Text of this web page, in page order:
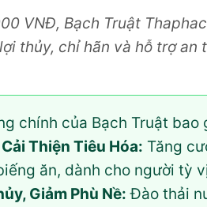
VNĐ, Bạch Truật
thủy, chỉ hãn và hỗ trợ
chính của Bạch Truật bao
Thiện Tiêu Hóa: Tăng
ăn, dành cho người tỳ
Giảm Phù Nề: Đào thải